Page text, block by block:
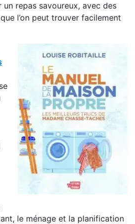
repas savoureux, avec des
l’on peut trouver facilement
le ménage et la planification